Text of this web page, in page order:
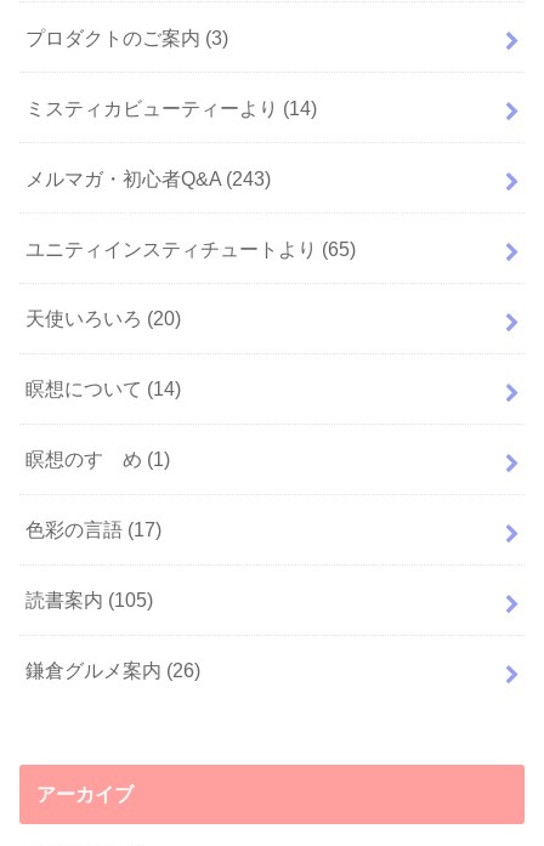
プロダクトのご案内 (3)
ミスティカビューティーより (14)
メルマガ・初心者Q&A (243)
ユニティインスティチュートより (65)
天使いろいろ (20)
瞑想について (14)
瞑想のすゝめ (1)
色彩の言語 (17)
読書案内 (105)
鎌倉グルメ案内 (26)
アーカイブ